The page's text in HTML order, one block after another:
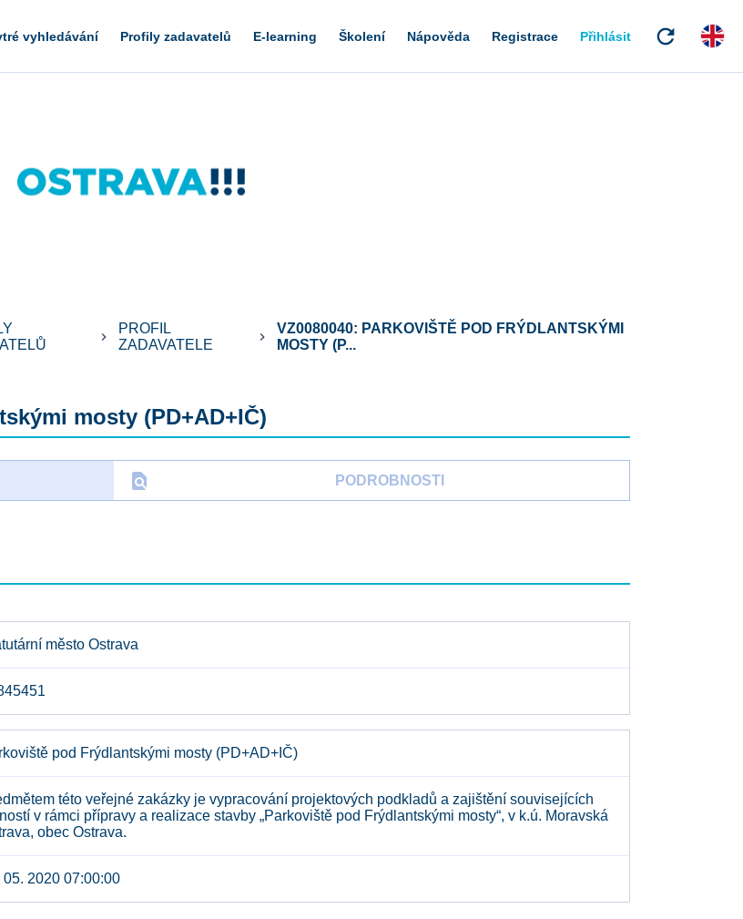
vyhledávání Profily zadavatelů E-learning Školení Nápověda Registrace Přihlásit refresh
keyboard_arrow_right
PROFIL
ZADAVATELE
keyboard_arrow_right
VZ0080040: PARKOVIŠTĚ POD FRÝDLANTSKÝMI
MOSTY (P...
mosty (PD+AD+IČ)
find_in_page PODROBNOSTI
město Ostrava
pod Frýdlantskými mosty (PD+AD+IČ)
této veřejné zakázky je vypracování projektových podkladů a zajištění souvisejících
v rámci přípravy a realizace stavby „Parkoviště pod Frýdlantskými mosty“, v k.ú. Moravská
obec Ostrava.
05. 2020 07:00:00